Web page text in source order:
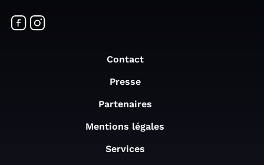
Contact
Presse
Partenaires
Mentions légales
Services